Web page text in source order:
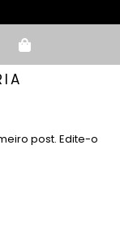
post. Edite-o